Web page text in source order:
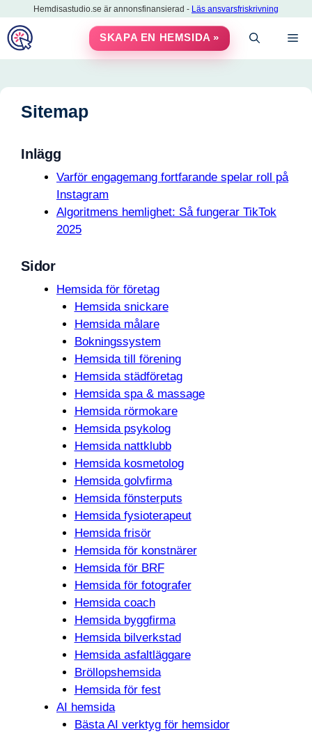
till
innehåll
Hemdisastudio.se är annonsfinansierad - Läs ansvarsfriskrivning
SKAPA EN HEMSIDA »
Sitemap
Inlägg
Varför engagemang fortfarande spelar roll på
Instagram
Algoritmens hemlighet: Så fungerar TikTok
2025
Sidor
Hemsida för företag
Hemsida snickare
Hemsida målare
Bokningssystem
Hemsida till förening
Hemsida städföretag
Hemsida spa & massage
Hemsida rörmokare
Hemsida psykolog
Hemsida nattklubb
Hemsida kosmetolog
Hemsida golvfirma
Hemsida fönsterputs
Hemsida fysioterapeut
Hemsida frisör
Hemsida för konstnärer
Hemsida för BRF
Hemsida för fotografer
Hemsida coach
Hemsida byggfirma
Hemsida bilverkstad
Hemsida asfaltläggare
Bröllopshemsida
Hemsida för fest
AI hemsida
Bästa AI verktyg för hemsidor